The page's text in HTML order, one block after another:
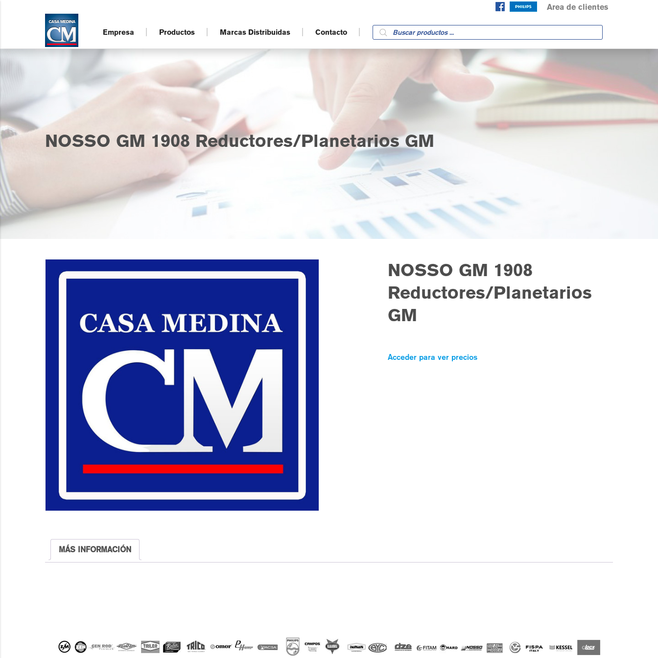
Area de clientes
Empresa Productos Marcas Distribuidas Contacto
Products
search
NOSSO GM 1908 Reductores/Planetarios GM
NOSSO GM 1908
Reductores/Planetarios
GM
Acceder para ver precios
MÁS INFORMACIÓN